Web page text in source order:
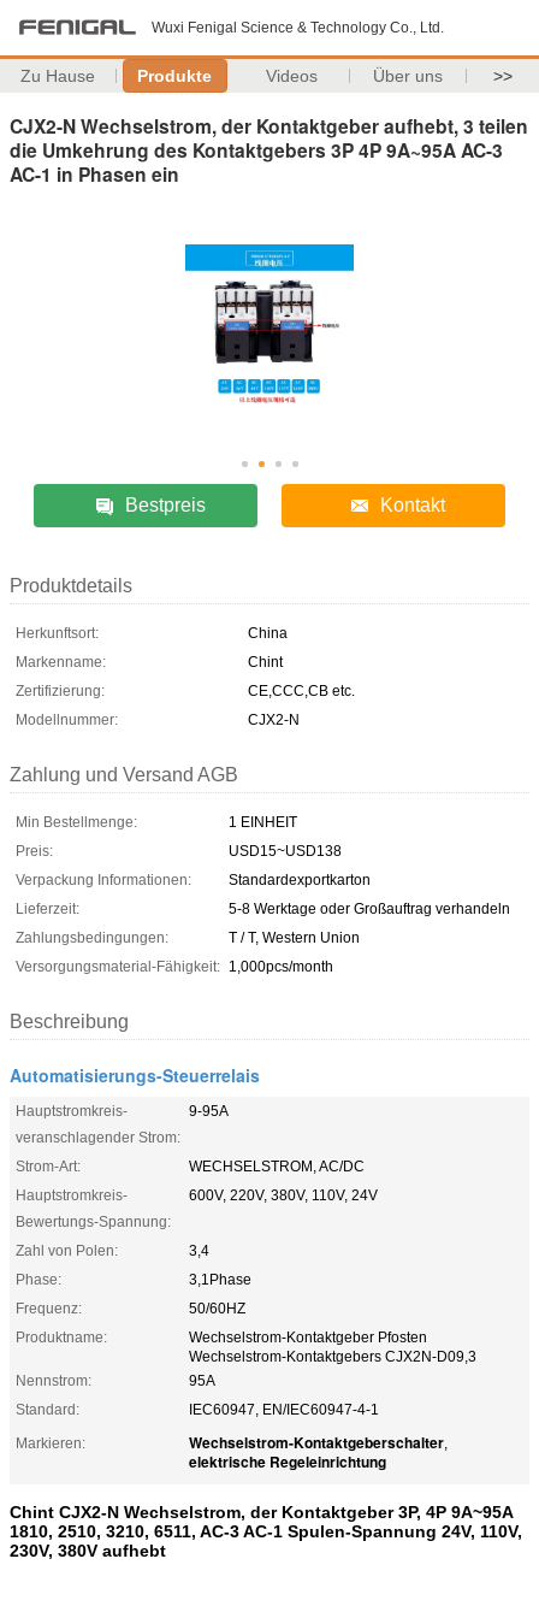
Wuxi Fenigal Science & Technology Co., Ltd.
Zu Hause Produkte Videos Über uns >>
CJX2-N Wechselstrom, der Kontaktgeber aufhebt, 3 teilen
die Umkehrung des Kontaktgebers 3P 4P 9A~95A AC-3
AC-1 in Phasen ein
Bestpreis Kontakt
Produktdetails
Herkunftsort:
China
Markenname:
Chint
Zertifizierung:
CE,CCC,CB etc.
Modellnummer:
CJX2-N
Zahlung und Versand AGB
Min Bestellmenge:
1 EINHEIT
Preis:
USD15~USD138
Verpackung Informationen:
Standardexportkarton
Lieferzeit:
5-8 Werktage oder Großauftrag verhandeln
Zahlungsbedingungen:
T / T, Western Union
Versorgungsmaterial-Fähigkeit: 1,000pcs/month
Beschreibung
Automatisierungs-Steuerrelais
Hauptstromkreis-
veranschlagender Strom:
9-95A
Strom-Art:
WECHSELSTROM, AC/DC
Hauptstromkreis-
Bewertungs-Spannung:
600V, 220V, 380V, 110V, 24V
Zahl von Polen:
3,4
Phase:
3,1Phase
Frequenz:
50/60HZ
Produktname:
Wechselstrom-Kontaktgeber Pfosten
Wechselstrom-Kontaktgebers CJX2N-D09,3
Nennstrom:
95A
Standard:
IEC60947, EN/IEC60947-4-1
Markieren:
Wechselstrom-Kontaktgeberschalter,
elektrische Regeleinrichtung
Chint CJX2-N Wechselstrom, der Kontaktgeber 3P, 4P 9A~95A
1810, 2510, 3210, 6511, AC-3 AC-1 Spulen-Spannung 24V, 110V,
230V, 380V aufhebt